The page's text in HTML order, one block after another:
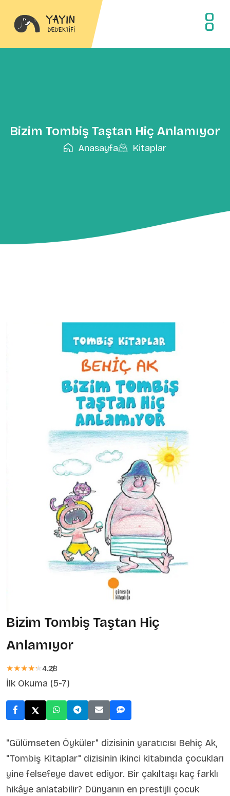
Bizim Tombiş Taştan Hiç Anlamıyor
Anasayfa Kitaplar
Bizim Tombiş Taştan Hiç
Anlamıyor
★★★★★
★★★★★4.28
/
5
İlk Okuma (5-7)
"Gülümseten Öyküler" dizisinin yaratıcısı Behiç Ak,
"Tombiş Kitaplar" dizisinin ikinci kitabında çocukları
yine felsefeye davet ediyor. Bir çakıltaşı kaç farklı
hikâye anlatabilir? Dünyanın en prestijli çocuk